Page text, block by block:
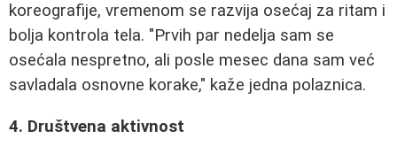
koreografije, vremenom se razvija osećaj za ritam i
bolja kontrola tela. "Prvih par nedelja sam se
osećala nespretno, ali posle mesec dana sam već
savladala osnovne korake," kaže jedna polaznica.
4. Društvena aktivnost